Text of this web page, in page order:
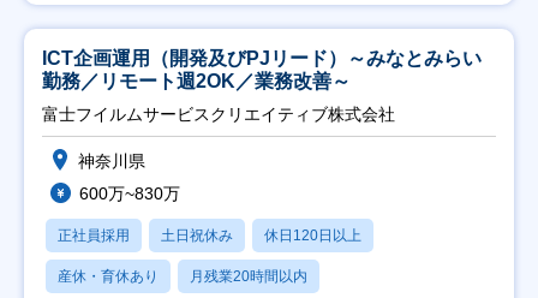
ICT企画運用（開発及びPJリード）～みなとみらい
勤務／リモート週2OK／業務改善～
富士フイルムサービスクリエイティブ株式会社
神奈川県
600万~830万
正社員採用 土日祝休み 休日120日以上
産休・育休あり 月残業20時間以内